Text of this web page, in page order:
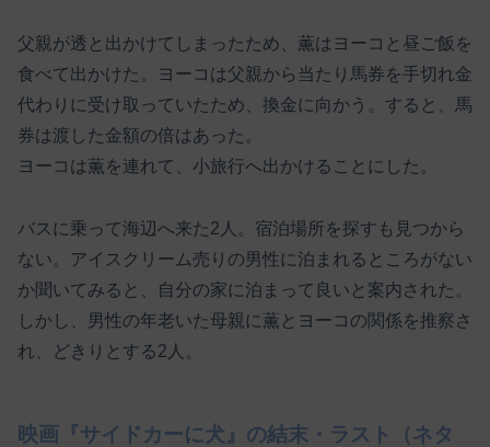
父親が透と出かけてしまったため、薫はヨーコと昼ご飯を
食べて出かけた。ヨーコは父親から当たり馬券を手切れ金
代わりに受け取っていたため、換金に向かう。すると、馬
券は渡した金額の倍はあった。
ヨーコは薫を連れて、小旅行へ出かけることにした。
バスに乗って海辺へ来た2人。宿泊場所を探すも見つから
ない。アイスクリーム売りの男性に泊まれるところがない
か聞いてみると、自分の家に泊まって良いと案内された。
しかし、男性の年老いた母親に薫とヨーコの関係を推察さ
れ、どきりとする2人。
映画『サイドカーに犬』の結末・ラスト（ネタ